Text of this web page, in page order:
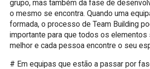
grupo, mas também da fase de
o mesmo se encontra. Quando uma
formada, o processo de Team Building
importante para que todos os elementos
melhor e cada pessoa encontre o seu
# Em equipas que estão a passar por